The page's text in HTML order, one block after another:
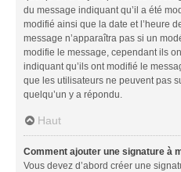
du message indiquant qu’il a été
modifié ainsi que la date et l’heure
message n’apparaîtra pas si un
modifie le message, cependant ils
indiquant qu’ils ont modifié le
que les utilisateurs ne peuvent pas
quelqu’un y a répondu.
Haut
Comment ajouter une signature à
Vous devez d’abord créer une